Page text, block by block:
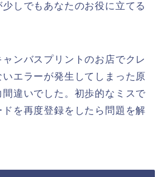
しでもあなたのお役に立てる
ンバスプリントのお店でクレ
エラーが発生してしまった原
違いでした。初歩的なミスで
を再度登録をしたら問題を解